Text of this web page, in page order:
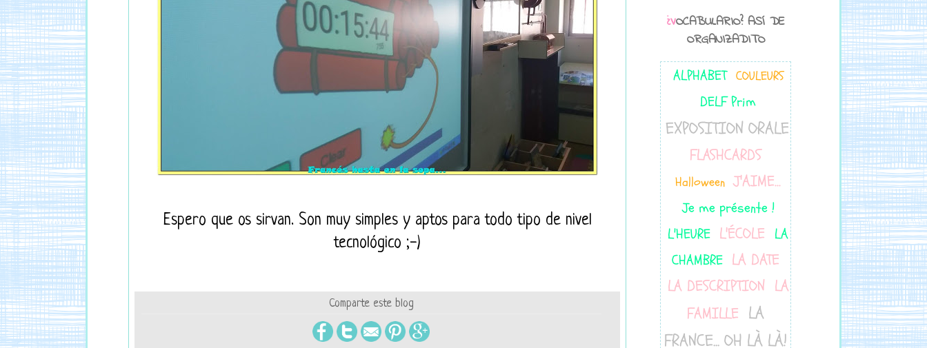
Espero que os sirvan. Son muy simples y aptos para todo tipo de nivel
tecnológico ;-)
Comparte este blog
¿VOCABULARIO? ASÍ DE
ORGANIZADITO
ALPHABET COULEURS
DELF Prim
EXPOSITION ORALE
FLASHCARDS
Halloween J'AIME...
Je me présente !
L'HEURE L'ÉCOLE LA
CHAMBRE LA DATE
LA DESCRIPTION LA
FAMILLE LA
FRANCE... OH LÀ LÀ!